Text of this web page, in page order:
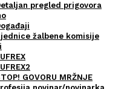
pregled prigovora
žalbene komisije
GOVORU MRŽNJE